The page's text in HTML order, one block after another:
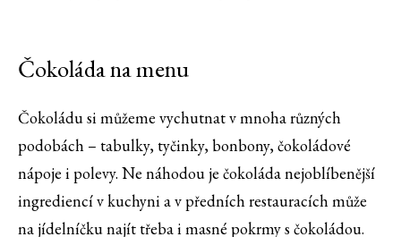
Čokoláda na menu
Čokoládu si můžeme vychutnat v mnoha různých
podobách – tabulky, tyčinky, bonbony, čokoládové
nápoje i polevy. Ne náhodou je čokoláda nejoblíbenější
ingrediencí v kuchyni a v předních restauracích může
na jídelníčku najít třeba i masné pokrmy s čokoládou.